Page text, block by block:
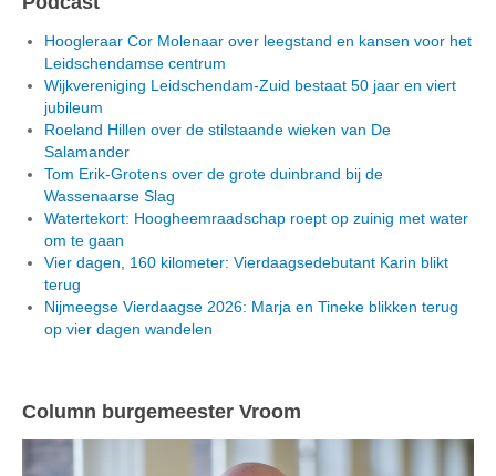
Hoogleraar Cor Molenaar over leegstand en kansen voor het
Leidschendamse centrum
Wijkvereniging Leidschendam-Zuid bestaat 50 jaar en viert
jubileum
Roeland Hillen over de stilstaande wieken van De
Salamander
Tom Erik-Grotens over de grote duinbrand bij de
Wassenaarse Slag
Watertekort: Hoogheemraadschap roept op zuinig met water
om te gaan
Vier dagen, 160 kilometer: Vierdaagsedebutant Karin blikt
terug
Nijmeegse Vierdaagse 2026: Marja en Tineke blikken terug
op vier dagen wandelen
Column burgemeester Vroom